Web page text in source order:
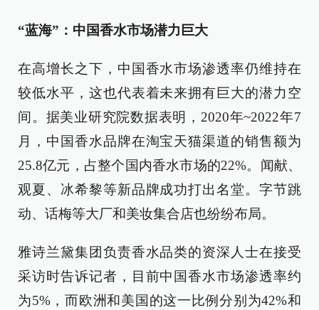
“蓝海”：中国香水市场潜力巨大
在高增长之下，中国香水市场渗透率仍维持在
较低水平，这也代表着未来拥有巨大的潜力空
间。据美业研究院数据表明，2020年~2022年7
月，中国香水品牌在淘宝天猫渠道的销售额为
25.8亿元，占整个国内香水市场的22%。闻献、
观夏、冰希黎等新品牌成功打出名堂。字节跳
动、话梅等大厂和美妆集合店也纷纷布局。
雅诗兰黛集团负责香水品类的资深人士在接受
采访时告诉记者，目前中国香水市场渗透率约
为5%，而欧洲和美国的这一比例分别为42%和